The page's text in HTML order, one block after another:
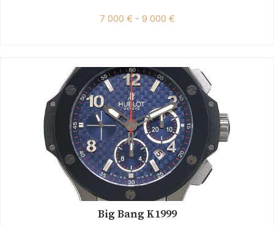
7 000 € - 9 000 €
Big Bang K1999